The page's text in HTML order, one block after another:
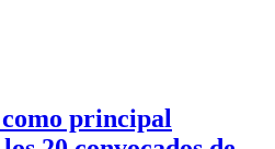
principal